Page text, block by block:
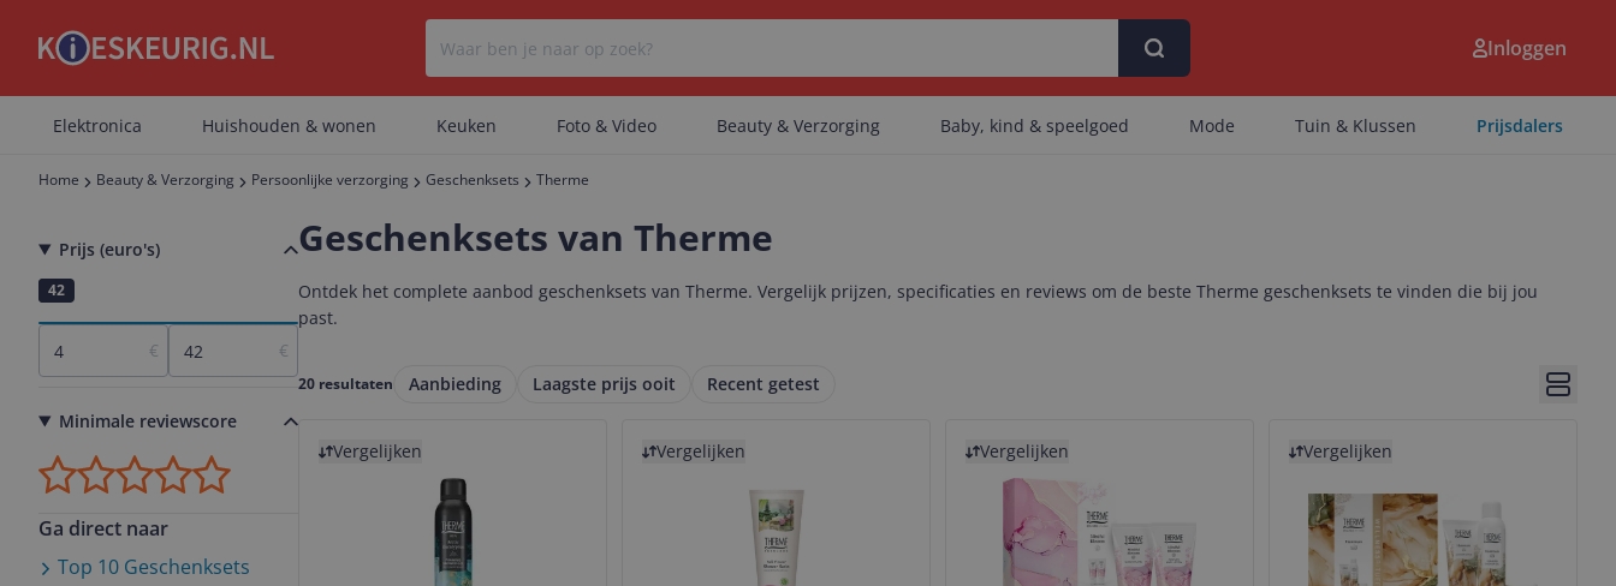
Er zijn geen categorieën gevonden.
Inloggen
Elektronica Huishouden & wonen Keuken Foto & Video Beauty & Verzorging Baby, kind & speelgoed Mode Tuin & Klussen Prijsdalers
Home Beauty & Verzorging Persoonlijke verzorging Geschenksets Therme
Prijs (euro's)
4
42
€ €
Minimale reviewscore
Ga direct naar
Top 10 Geschenksets
Geschenksets van Therme
Ontdek het complete aanbod geschenksets van Therme. Vergelijk prijzen, specificaties en reviews om de beste Therme geschenksets te vinden die bij jou
past.
20 resultaten Aanbieding Laagste prijs ooit Recent getest
Vergelijken Vergelijken Vergelijken Vergelijken